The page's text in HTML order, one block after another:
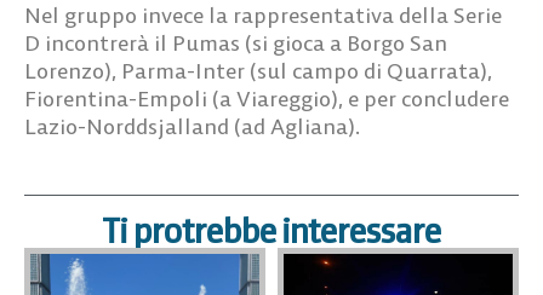
Nel gruppo invece la rappresentativa della Serie
D incontrerà il Pumas (si gioca a Borgo San
Lorenzo), Parma-Inter (sul campo di Quarrata),
Fiorentina-Empoli (a Viareggio), e per concludere
Lazio-Norddsjalland (ad Agliana).
Ti protrebbe interessare